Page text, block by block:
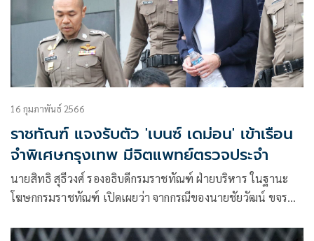
16 กุมภาพันธ์ 2566
ราชทัณฑ์ แจงรับตัว 'เบนซ์ เดม่อน' เข้าเรือน
จำพิเศษกรุงเทพ มีจิตแพทย์ตรวจประจำ
นายสิทธิ สุธีวงศ์ รองอธิบดีกรมราชทัณฑ์ ฝ่ายบริหาร ในฐานะ
โฆษกกรมราชทัณฑ์ เปิดเผยว่า จากกรณีของนายชัยวัฒน์ ขจร
ผู้จัดให้มีการเล่น หรือทำอุบายล่อช่วยประกาศการโฆษณา